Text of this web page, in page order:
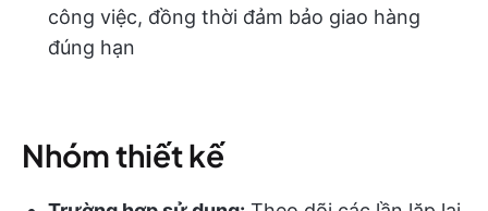
công việc, đồng thời đảm bảo giao hàng
đúng hạn
Nhóm thiết kế